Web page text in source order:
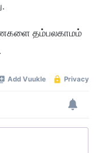
தம்பலகாமம்